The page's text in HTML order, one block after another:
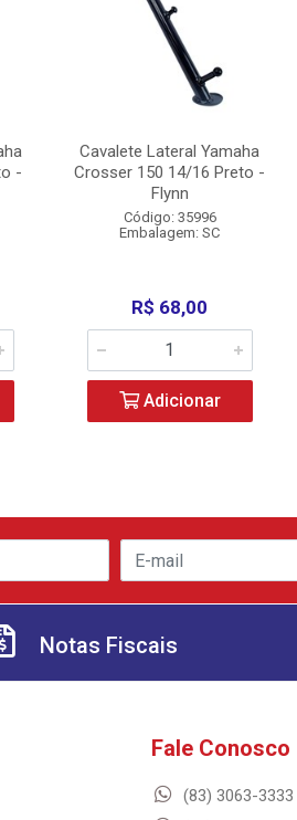
-
Cavalete Lateral Yamaha
Crosser 150 14/16 Preto -
Flynn
Código: 35996
Embalagem: SC
R$ 68,00
Adicionar
Notas Fiscais
Fale Conosco
(83) 3063-